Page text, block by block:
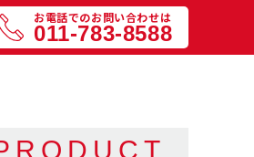
お電話でのお問い合わせは
011-783-8588